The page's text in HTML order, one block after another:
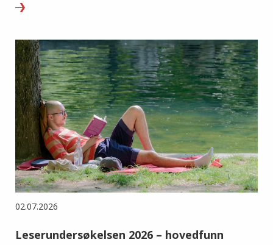
02.07.2026
Leserundersøkelsen 2026 – hovedfunn